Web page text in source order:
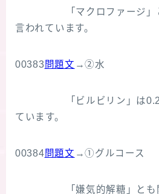
「マクロファージ」と
言われています。
00383問題文 →②水
「ビルビリン」は0.2％
ています。
00384問題文 →①グルコース
「嫌気的解糖」とも関